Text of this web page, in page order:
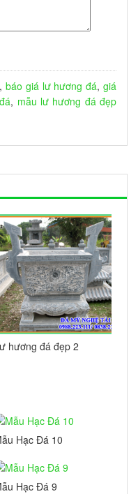
, báo giá lư hương đá,giá
, mẫu lư hương đá đẹp
hương đá đẹp 2
Hạc Đá 10
Hạc Đá 9